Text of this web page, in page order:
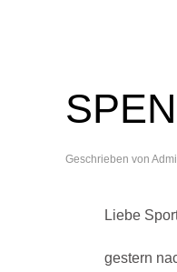
Geschrieben von
Liebe
gestern